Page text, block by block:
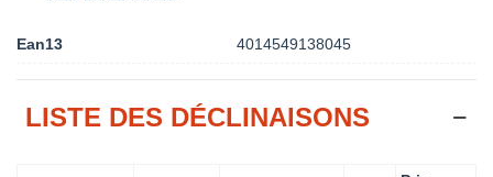
Ean13 4014549138045
LISTE DES DÉCLINAISONS